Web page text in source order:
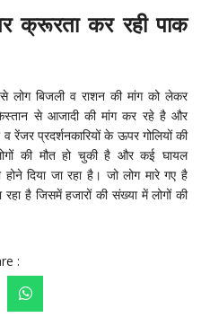
क्रूरता कर रही पाक
लोग बिजली व राशन की मांग को लेकर
से आजादी की मांग कर रहे है और
प्रदर्शनकारियों के ऊपर गोलियों की
की मौत हो चुकी है और कई घायल
दिया जा रहा है। जो लोग मारे गए है
है जिसमें हजारों की संख्या में लोगों की
: